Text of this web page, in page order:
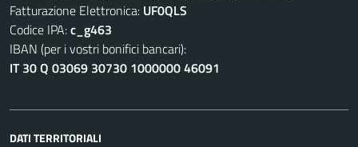
Fatturazione Elettronica: UF0QLS
Codice IPA:c_g463
IBAN (per i vostri bonifici bancari):
IT 30 Q 03069 30730 1000000 46091
DATI TERRITORIALI